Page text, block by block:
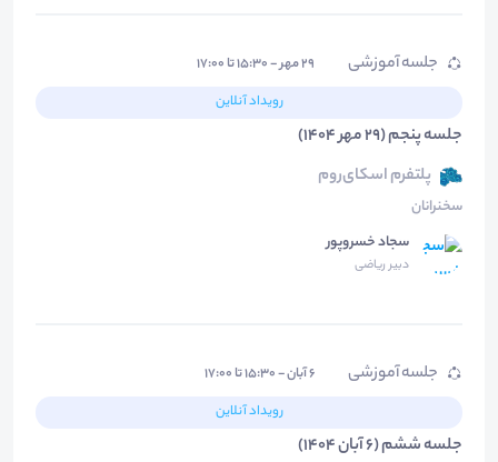
جلسه آموزشی
۲۹ مهر - ۱۵:۳۰ تا ۱۷:۰۰
رویداد آنلاین
جلسه پنجم (29 مهر 1404)
پلتفرم اسکای‌روم
سخنرانان
سجاد خسروپور
دبیر ریاضی
جلسه آموزشی
۶ آبان - ۱۵:۳۰ تا ۱۷:۰۰
رویداد آنلاین
جلسه ششم (6 آبان 1404)